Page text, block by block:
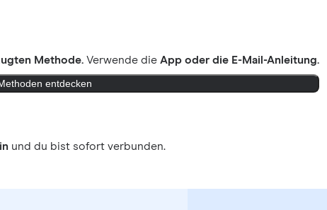
Methode. Verwende dieApp oder die E-Mail-Anleitung.
entdecken
und du bist sofort verbunden.